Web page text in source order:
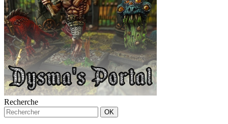
Recherche